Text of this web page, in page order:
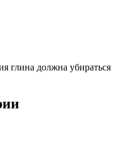
глина должна убираться